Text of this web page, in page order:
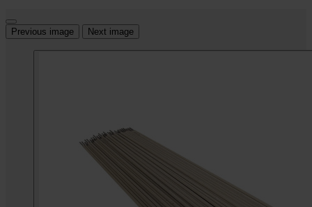
Previous image Next image